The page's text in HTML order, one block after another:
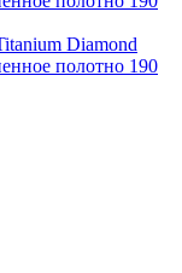
Diamond
полотно 190